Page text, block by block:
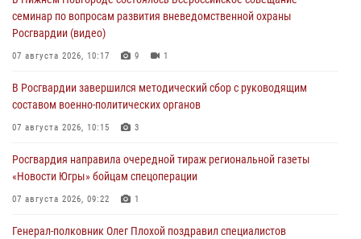
семинар по вопросам развития вневедомственной охраны
Росгвардии (видео)
07 августа 2026, 10:17 9 1
В Росгвардии завершился методический сбор с руководящим
составом военно-политических органов
07 августа 2026, 10:15 3
Росгвардия направила очередной тираж региональной газеты
«Новости Югры» бойцам спецоперации
07 августа 2026, 09:22 1
Генерал-полковник Олег Плохой поздравил специалистов